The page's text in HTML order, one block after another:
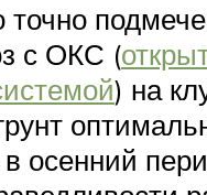
с ОКС (
) на
осенний